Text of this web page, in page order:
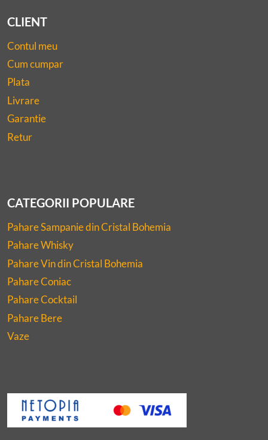
CLIENT
Contul meu
Cum cumpar
Plata
Livrare
Garantie
Retur
CATEGORII POPULARE
Pahare Sampanie din Cristal Bohemia
Pahare Whisky
Pahare Vin din Cristal Bohemia
Pahare Coniac
Pahare Cocktail
Pahare Bere
Vaze